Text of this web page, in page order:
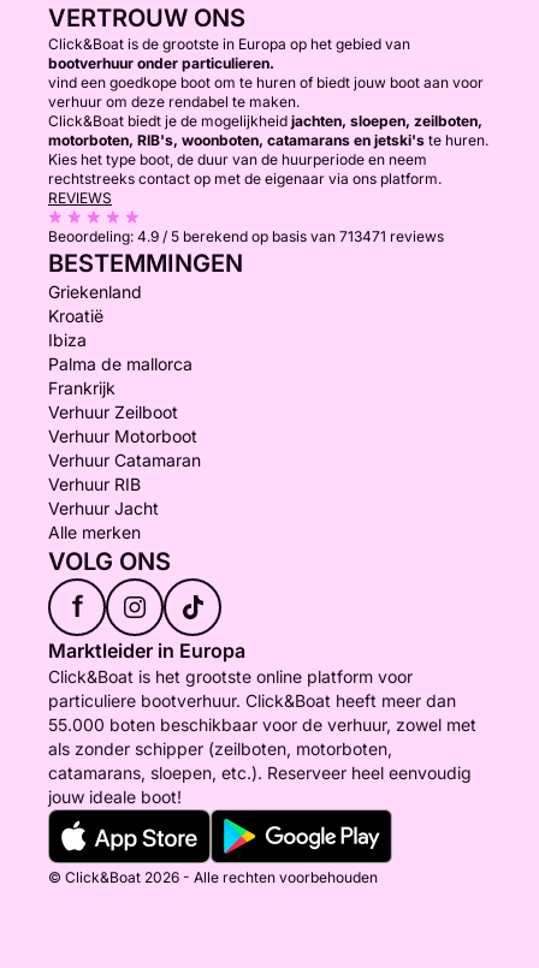
VERTROUW ONS
Click&Boat is de grootste in Europa op het gebied van
bootverhuur onder particulieren.
vind een goedkope boot om te huren of biedt jouw boot aan voor
verhuur om deze rendabel te maken.
Click&Boat biedt je de mogelijkheid jachten, sloepen, zeilboten,
motorboten, RIB's, woonboten, catamarans en jetski's te huren.
Kies het type boot, de duur van de huurperiode en neem
rechtstreeks contact op met de eigenaar via ons platform.
REVIEWS
Beoordeling: 4.9 / 5 berekend op basis van 713471 reviews
BESTEMMINGEN
Griekenland
Kroatië
Ibiza
Palma de mallorca
Frankrijk
Verhuur Zeilboot
Verhuur Motorboot
Verhuur Catamaran
Verhuur RIB
Verhuur Jacht
Alle merken
VOLG ONS
f
Marktleider in Europa
Click&Boat is het grootste online platform voor
particuliere bootverhuur. Click&Boat heeft meer dan
55.000 boten beschikbaar voor de verhuur, zowel met
als zonder schipper (zeilboten, motorboten,
catamarans, sloepen, etc.). Reserveer heel eenvoudig
jouw ideale boot!
© Click&Boat 2026 - Alle rechten voorbehouden